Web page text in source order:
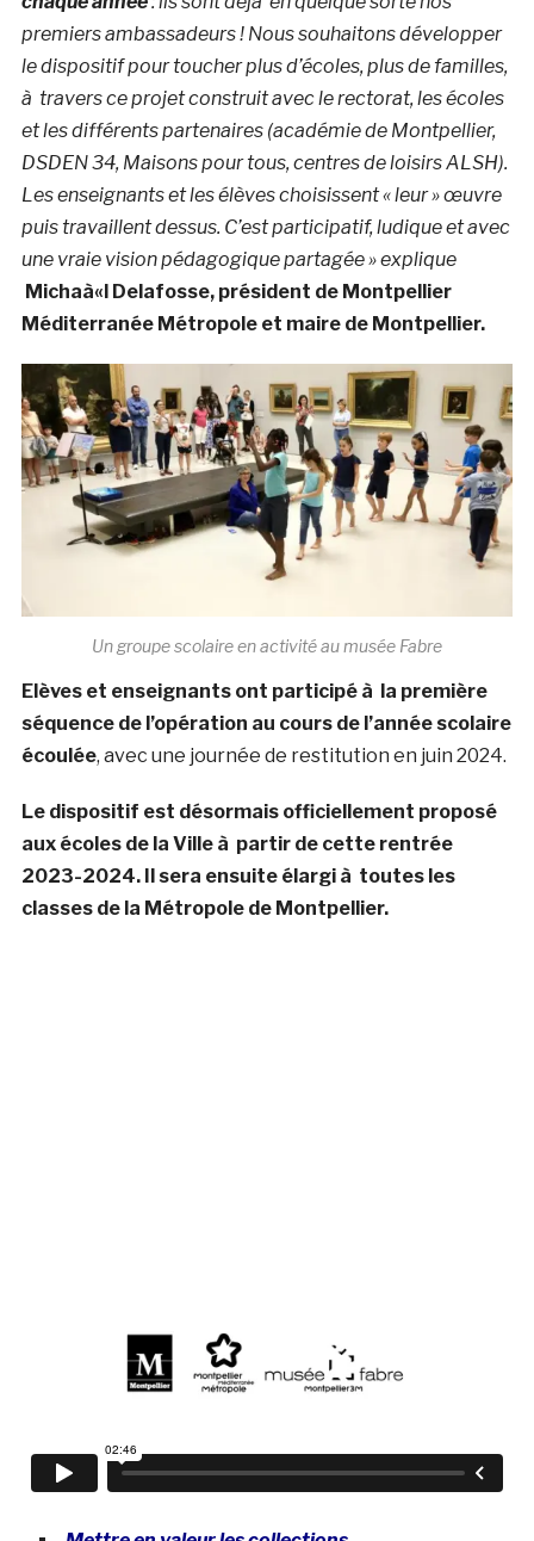
premiers ambassadeurs ! Nous souhaitons développer
le dispositif pour toucher plus d’écoles, plus de familles,
à travers ce projet construit avec le rectorat, les écoles
et les différents partenaires (académie de Montpellier,
DSDEN 34, Maisons pour tous, centres de loisirs ALSH).
Les enseignants et les élèves choisissent « leur » œuvre
puis travaillent dessus. C’est participatif, ludique et avec
une vraie vision pédagogique partagée » explique
Michaà«l Delafosse, président de Montpellier
Méditerranée Métropole et maire de Montpellier.
Un groupe scolaire en activité au musée Fabre
Elèves et enseignants ont participé à la première
séquence de l’opération au cours de l’année scolaire
écoulée, avec une journée de restitution en juin 2024.
Le dispositif est désormais officiellement proposé
aux écoles de la Ville à partir de cette rentrée
2023-2024. Il sera ensuite élargi à toutes les
classes de la Métropole de Montpellier.